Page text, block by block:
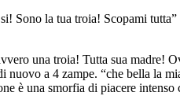
la tua troia! Scopami
una troia! Tutta sua madre!
a 4 zampe. “che bella la
è una smorfia di piacere